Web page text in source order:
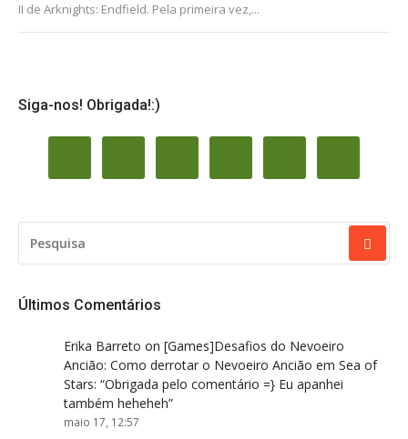
II de Arknights: Endfield. Pela primeira vez,...
Siga-nos! Obrigada!:)
POR:
Últimos Comentários
Erika Barreto on [Games]Desafios do Nevoeiro
Ancião: Como derrotar o Nevoeiro Ancião em Sea of
Stars: “Obrigada pelo comentário =} Eu apanhei
também heheheh”
maio 17, 12:57